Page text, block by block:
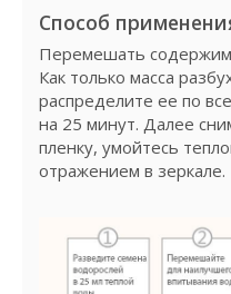
Способ
Перемешать
Как только масса
распределите ее по
на 25 минут. Далее
пленку, умойтесь
отражением в зеркале.